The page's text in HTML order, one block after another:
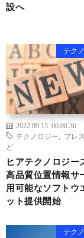
設へ
テク
2022.09.15 06:00:36
テクノロジー
プレ
ど
ヒアテクノロジー
高品質位置情報サ
用可能なソフトウ
ット提供開始
テク